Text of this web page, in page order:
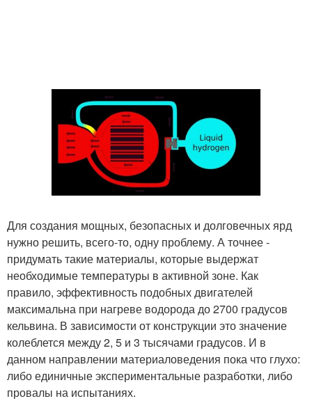
Для создания мощных, безопасных и долговечных ярд
нужно решить, всего-то, одну проблему. А точнее -
придумать такие материалы, которые выдержат
необходимые температуры в активной зоне. Как
правило, эффективность подобных двигателей
максимальна при нагреве водорода до 2700 градусов
кельвина. В зависимости от конструкции это значение
колеблется между 2, 5 и 3 тысячами градусов. И в
данном направлении материаловедения пока что глухо:
либо единичные экспериментальные разработки, либо
провалы на испытаниях.